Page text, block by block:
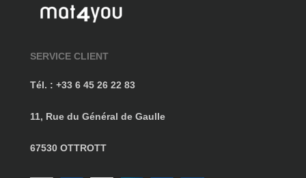
SERVICE CLIENT
Tél. : +33 6 45 26 22 83
11, Rue du Général de Gaulle
67530 OTTROTT